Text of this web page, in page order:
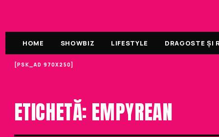
HOME SHOWBIZ LIFESTYLE DRAGOSTE ȘI
[PSK_AD 970X250]
ETICHETĂ: EMPYREAN